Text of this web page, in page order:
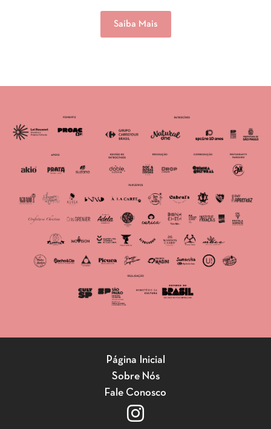
Saiba Mais
Página Inicial
Sobre Nós
Fale Conosco